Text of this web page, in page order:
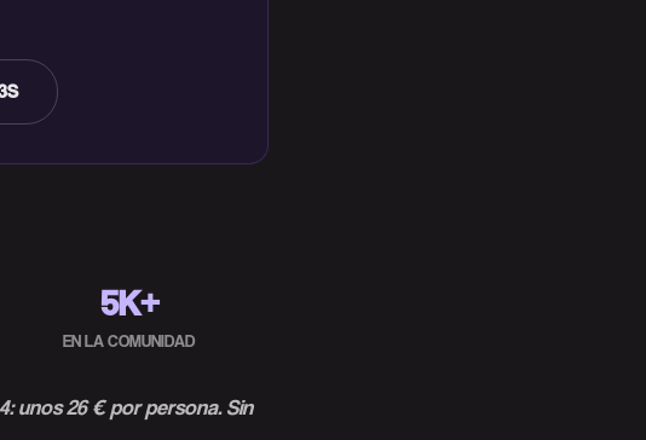
5K+
EN LA COMUNIDAD
unos 26 € por persona. Sin